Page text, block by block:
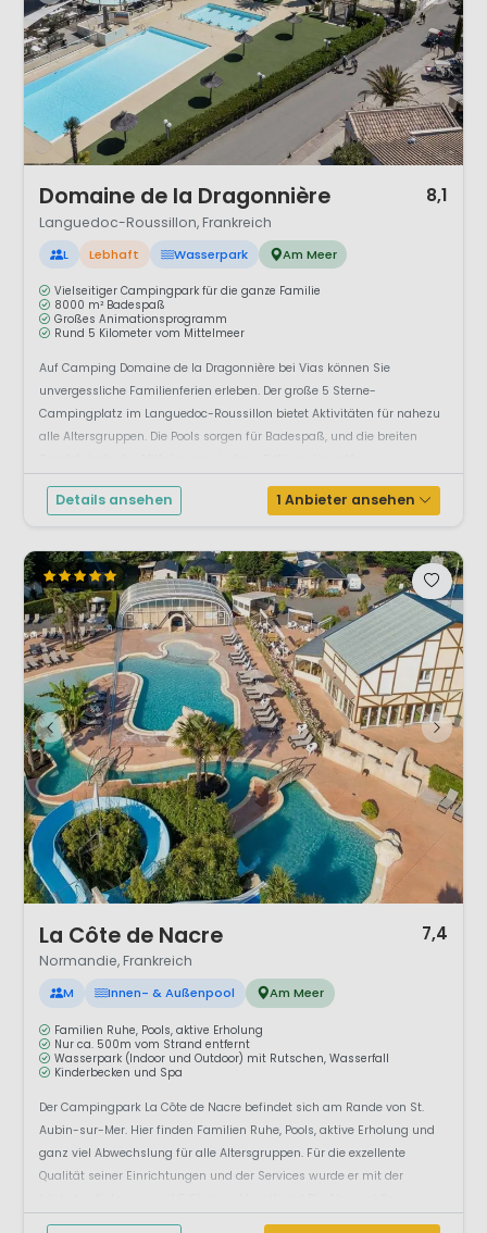
Domaine de la Dragonnière 8,1
Languedoc-Roussillon, Frankreich
L Lebhaft Wasserpark Am Meer
Vielseitiger Campingpark für die ganze Familie
8000 m² Badespaß
Großes Animationsprogramm
Rund 5 Kilometer vom Mittelmeer
Auf Camping Domaine de la Dragonnière bei Vias können Sie
unvergessliche Familienferien erleben. Der große 5 Sterne-
Campingplatz im Languedoc-Roussillon bietet Aktivitäten für nahezu
alle Altersgruppen. Die Pools sorgen für Badespaß, und die breiten
Details ansehen 1 Anbieter ansehen
La Côte de Nacre 7,4
Normandie, Frankreich
M Innen- & Außenpool Am Meer
Familien Ruhe, Pools, aktive Erholung
Nur ca. 500m vom Strand entfernt
Wasserpark (Indoor und Outdoor) mit Rutschen, Wasserfall
Kinderbecken und Spa
Der Campingpark La Côte de Nacre befindet sich am Rande von St.
Aubin-sur-Mer. Hier finden Familien Ruhe, Pools, aktive Erholung und
ganz viel Abwechslung für alle Altersgruppen. Für die exzellente
Qualität seiner Einrichtungen und der Services wurde er mit der